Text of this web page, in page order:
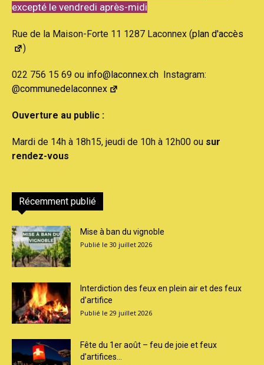
excepté le vendredi après-midi
Rue de la Maison-Forte 11 1287 Laconnex (plan d'accès
)
022 756 15 69 ou info@laconnex.ch Instagram:
@communedelaconnex
Ouverture au public :
Mardi de 14h à 18h15, jeudi de 10h à 12h00 ou sur
rendez-vous
Récemment publié
Mise à ban du vignoble
30 juillet 2026
Interdiction des feux en plein air et des feux
d’artifice
29 juillet 2026
Fête du 1er août – feu de joie et feux
d’artifices...